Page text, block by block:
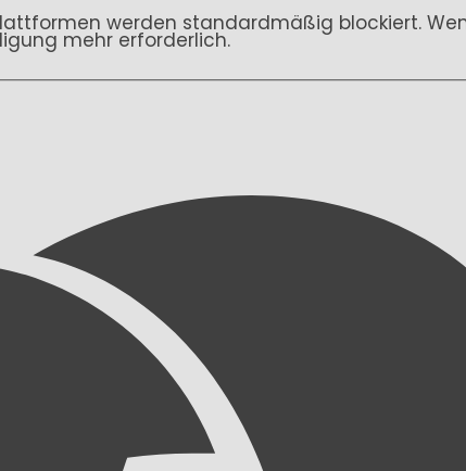
werden standardmäßig blockiert.
mehr erforderlich.